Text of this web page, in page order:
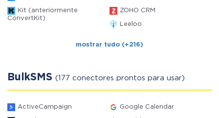
Kit (anteriormente
ConvertKit)
ZOHO CRM
Leeloo
mostrar tudo (+216)
BulkSMS (177 conectores prontos para usar)
ActiveCampaign Google Calendar